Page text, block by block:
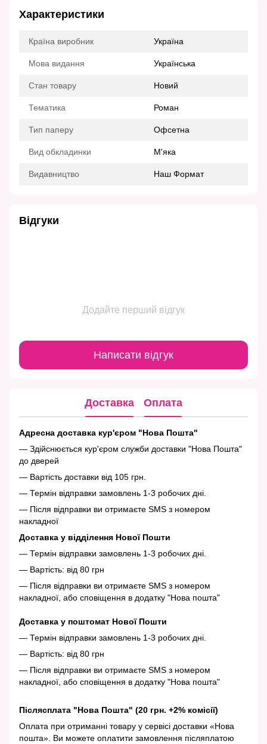
Характеристики
Країна виробник Україна
Мова видання Українська
Стан товару Новий
Тематика Роман
Тип паперу Офсетна
Вид обкладинки М'яка
Видавництво Наш Формат
Відгуки
Додайте перший відгук
Написати відгук
Доставка Оплата
Адресна доставка кур'єром "Нова Пошта"
— Здійснюється кур'єром служби доставки "Нова Пошта"
до дверей
— Вартість доставки від 105 грн.
— Термін відправки замовлень 1-3 робочих дні.
— Після відправки ви отримаєте SMS з номером
накладної
Доставка у відділення Нової Пошти
— Термін відправки замовлень 1-3 робочих дні.
— Вартість: від 80 грн
— Після відправки ви отримаєте SMS з номером
накладної, або сповіщення в додатку "Нова пошта"
Доставка у поштомат Нової Пошти
— Термін відправки замовлень 1-3 робочих дні.
— Вартість: від 80 грн
— Після відправки ви отримаєте SMS з номером
накладної, або сповіщення в додатку "Нова пошта"
Післясплата "Нова Пошта" (20 грн. +2% комісії)
Оплата при отриманні товару у сервісі доставки «Нова
пошта». Ви можете оплатити замовлення післяплатою